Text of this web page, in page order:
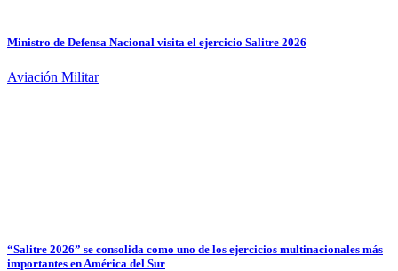
Ministro de Defensa Nacional visita el ejercicio Salitre 2026
Aviación Militar
“Salitre 2026” se consolida como uno de los ejercicios multinacionales más
importantes en América del Sur